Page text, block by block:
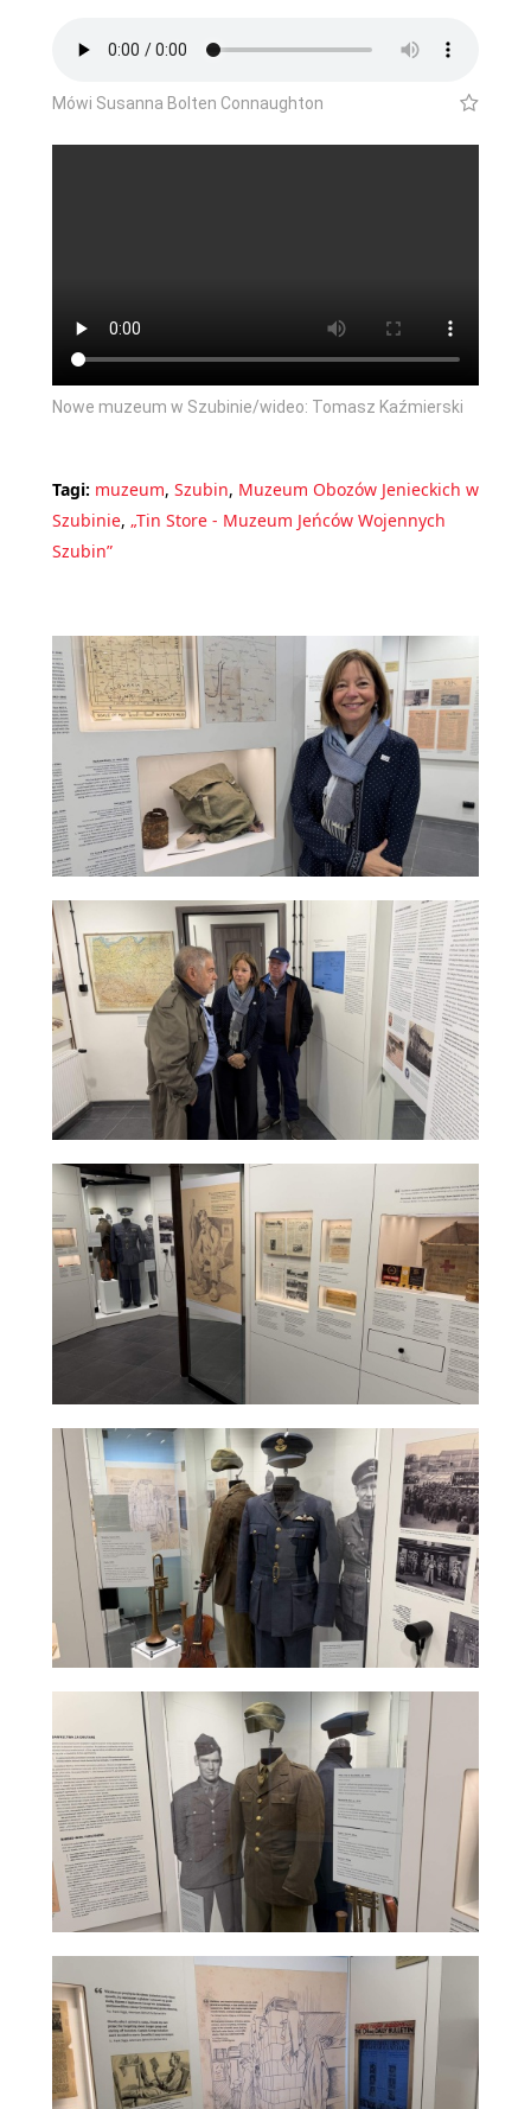
Mówi Susanna Bolten Connaughton
Nowe muzeum w Szubinie/wideo: Tomasz Kaźmierski
Tagi: muzeum, Szubin, Muzeum Obozów Jenieckich w
Szubinie, „Tin Store - Muzeum Jeńców Wojennych
Szubin”